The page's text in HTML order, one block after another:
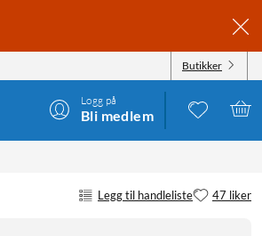
Butikker
Logg på
Bli medlem
Legg til handleliste 47 liker